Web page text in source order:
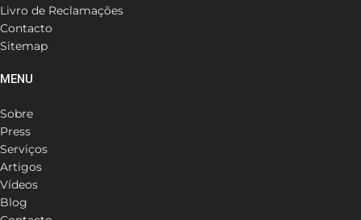
Livro de Reclamações
Contacto
Sitemap
MENU
Sobre
Press
Serviços
Artigos
Vídeos
Blog